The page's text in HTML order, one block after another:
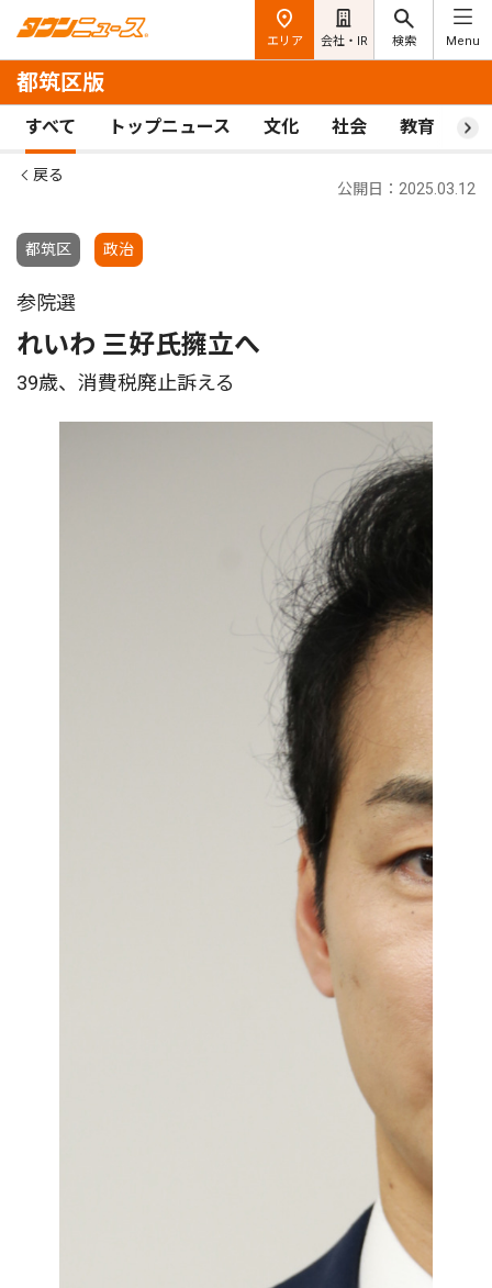
エリア 会社・IR 検索 Menu
都筑区版
すべて トップニュース 文化 社会 教育 ス
戻る
都筑区 政治
公開日：2025.03.12
参院選
れいわ 三好氏擁立へ
39歳、消費税廃止訴える